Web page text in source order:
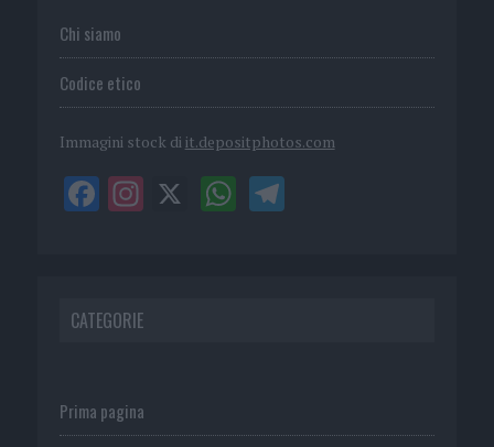
Chi siamo
Codice etico
Immagini stock di it.depositphotos.com
CATEGORIE
Prima pagina